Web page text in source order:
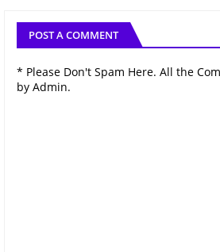
POST A COMMENT
* Please Don't Spam Here. All the
by Admin.